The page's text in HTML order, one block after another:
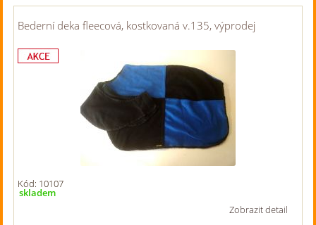
Bederní deka fleecová, kostkovaná v.135, výprodej
Kód: 10107
skladem
Zobrazit detail